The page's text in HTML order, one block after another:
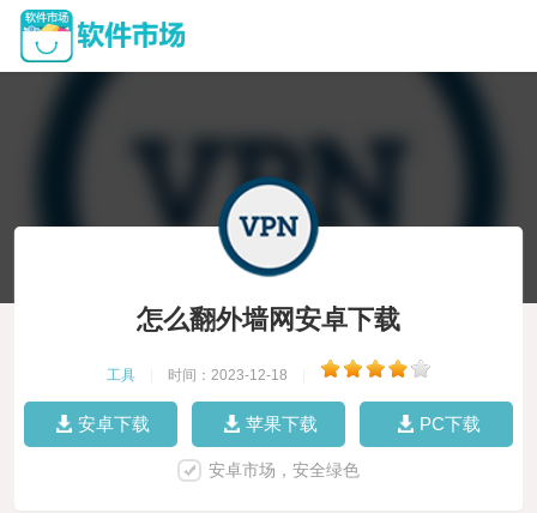
怎么翻外墙网安卓下载
工具 时间：2023-12-18
安卓下载 苹果下载 PC下载
安卓市场，安全绿色